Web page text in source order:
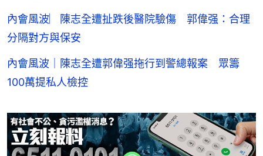
內會風波︳陳志全遭扯跌後醫院驗傷 郭偉强：合理
分隔對方與保安
內會風波｜陳志全遭郭偉强拖行到警總報案 眾籌
100萬提私人檢控